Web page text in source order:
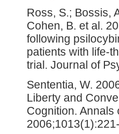
Ross, S.; Bossis,
Cohen, B. et al.
following
patients with life-
trial. Journal of
Sententia, W.
Liberty and
Cognition. Annals